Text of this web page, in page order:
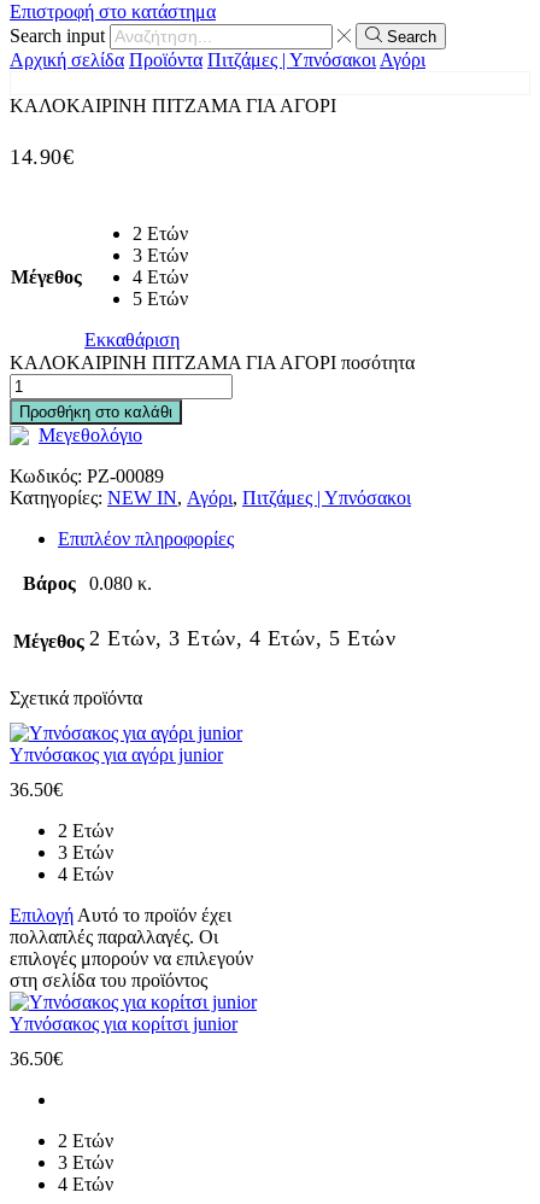
Επιστροφή στο κατάστημα
Search input
Search
Αρχική σελίδα Προϊόντα Πιτζάμες | ΥπνόσακοιΑγόρι
ΚΑΛΟΚΑΙΡΙΝΗ ΠΙΤΖΑΜΑ ΓΙΑ ΑΓΟΡΙ
14.90€
Μέγεθος
2 Ετών
3 Ετών
4 Ετών
5 Ετών
Εκκαθάριση
ΚΑΛΟΚΑΙΡΙΝΗ ΠΙΤΖΑΜΑ ΓΙΑ ΑΓΟΡΙ ποσότητα
Προσθήκη στο καλάθι
Μεγεθολόγιο
Κωδικός: PZ-00089
Κατηγορίες: NEW IN, Αγόρι, Πιτζάμες | Υπνόσακοι
Επιπλέον πληροφορίες
Βάρος 0.080 κ.
Μέγεθος 2 Ετών, 3 Ετών, 4 Ετών, 5 Ετών
Σχετικά προϊόντα
Υπνόσακος για αγόρι junior
36.50€
2 Ετών
3 Ετών
4 Ετών
Επιλογή Αυτό το προϊόν έχει
πολλαπλές παραλλαγές. Οι
επιλογές μπορούν να επιλεγούν
στη σελίδα του προϊόντος
Υπνόσακος για κορίτσι junior
36.50€
2 Ετών
3 Ετών
4 Ετών